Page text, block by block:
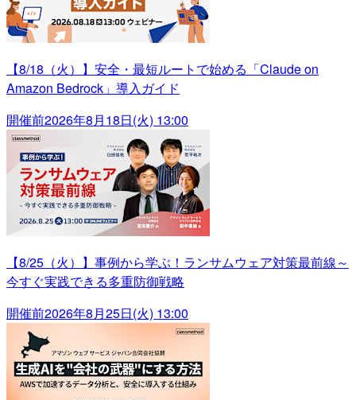
【8/18（火）】安全・最短ルートで始める「Claude on
Amazon Bedrock」導入ガイド
開催前2026年8月18日(火) 13:00
【8/25（火）】事例から学ぶ！ランサムウェア対策最前線～
今すぐ実践できる多重防御戦略
開催前2026年8月25日(火) 13:00